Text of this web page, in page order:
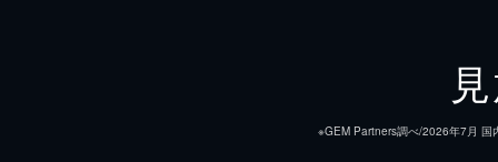
※GEM Partners調べ/2026年7⽉ 国